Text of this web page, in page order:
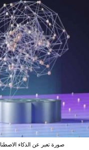
صورة تعبر عن الذكاء